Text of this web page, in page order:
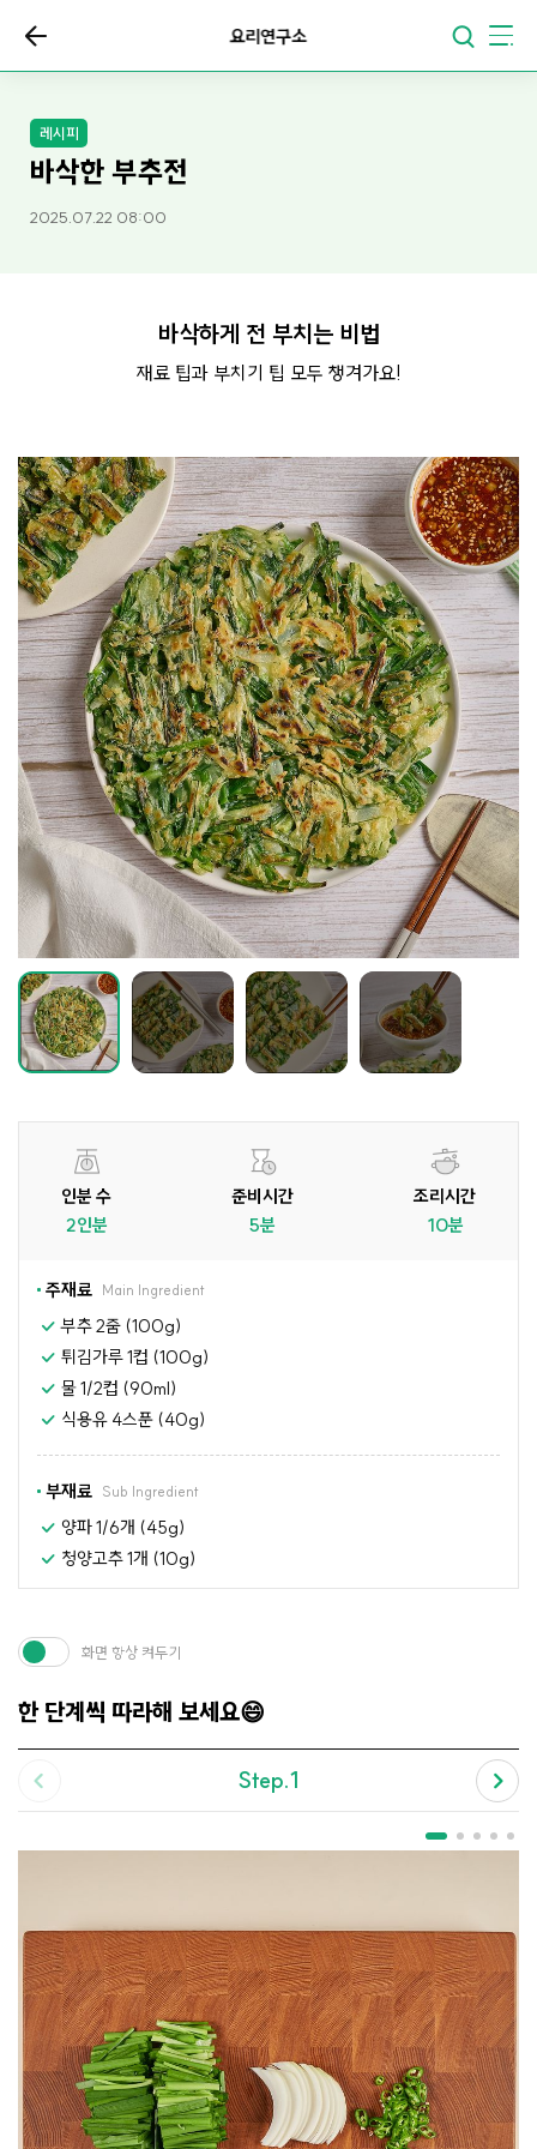
요리연구소
레시피
바삭한 부추전
2025.07.22 08:00
바삭하게 전 부치는 비법
재료 팁과 부치기 팁 모두 챙겨가요!
인분 수
2인분
준비시간
5분
조리시간
10분
주재료 Main Ingredient
부추 2줌 (100g)
튀김가루 1컵 (100g)
물 1/2컵 (90ml)
식용유 4스푼 (40g)
부재료 Sub Ingredient
양파 1/6개 (45g)
청양고추 1개 (10g)
한 단계씩 따라해 보세요😄
화면 항상 켜두기
Step.1